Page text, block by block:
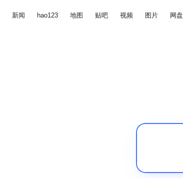
新闻 hao123 地图 贴吧 视频 图片 网盘